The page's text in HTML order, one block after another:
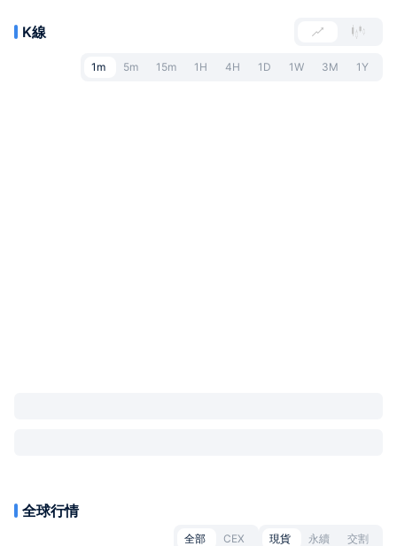
K線
1m 5m 15m 1H 4H 1D 1W 3M 1Y
全球行情
全部 CEX 現貨 永續 交割